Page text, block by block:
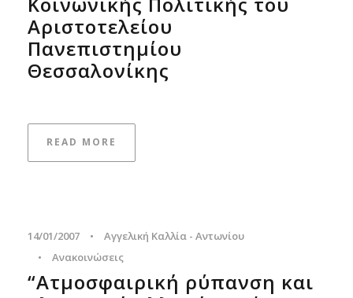
Αριστοτελείου
Πανεπιστημίου
Θεσσαλονίκης
READ MORE
14/01/2007 •
Αγγελική Καλλία - Αντωνίου
•
Ανακοινώσεις
“Ατμοσφαιρική ρύπανση και